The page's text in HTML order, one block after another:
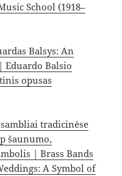
School (1918–
Balsys: An
Eduardo Balsio
opusas
tradicinėse
šaunumo,
| Brass Bands
A Symbol of